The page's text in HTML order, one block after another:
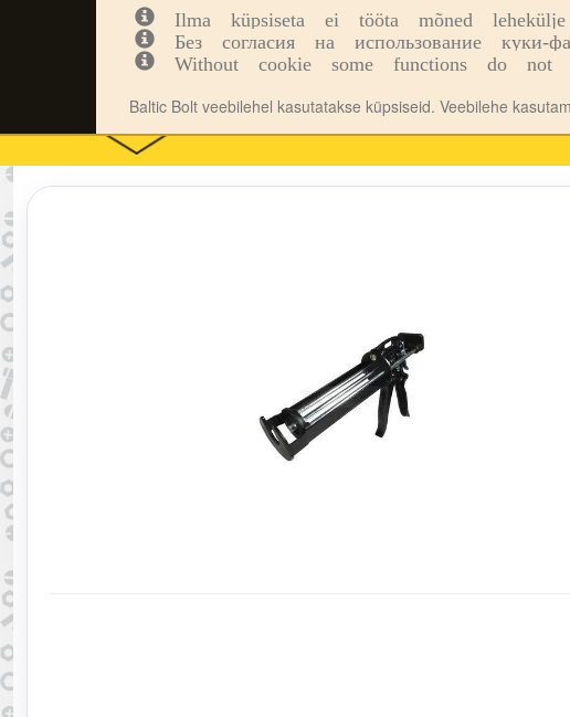
Kinnitusvahendid Tööriistad Info
Ilma küpsiseta ei tööta mõned lehekülje
Без согласия на использование куки-
Without cookie some functions do not
Baltic Bolt veebilehel kasutatakse küpsiseid. Veebilehe